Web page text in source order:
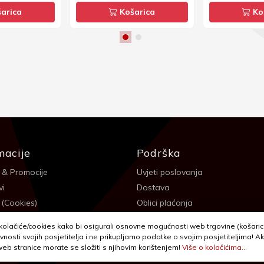
Košarica
Promocije
Podrška
Uvjeti poslovanja
Dostava
Oblici plaćanja
Reklamacije, povrati i prigovori
Jednostrani raskid ugovora
cookies kako bi osigurali osnovne mogućnosti web trgovine
svojih posjetitelja i ne prikupljamo podatke o svojim posjetiteljima!
stranice morate se složiti s njihovim korištenjem! Više o kolačićima...